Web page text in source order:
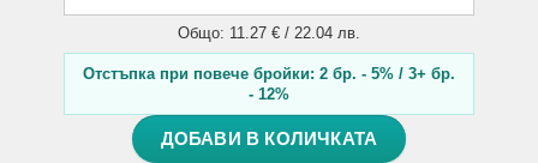
Общо: 11.27 € / 22.04 лв.
Отстъпка при повече бройки: 2 бр. - 5% / 3+ бр.
- 12%
ДОБАВИ В КОЛИЧКАТА